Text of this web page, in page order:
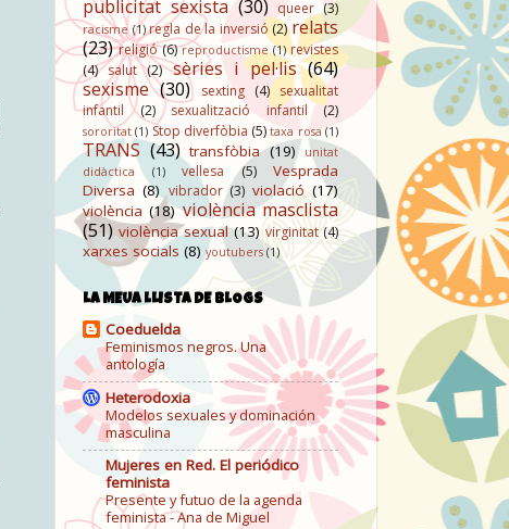
publicitat sexista (30) queer (3)
racisme (1) regla de la inversió (2) relats
(23) religió (6) reproductisme (1) revistes
(4) salut (2) sèries i pel·lis (64)
sexisme (30) sexting (4) sexualitat
infantil
(2) sexualització infantil (2)
sororitat (1) Stop diverfòbia (5) taxa rosa (1)
TRANS (43) transfòbia (19)
unitat
didàctica
(1) vellesa (5)
Vesprada
Diversa (8) vibrador (3) violació (17)
violència (18) violència masclista
(51) violència sexual (13) virginitat (4)
xarxes socials (8) youtubers (1)
LA MEUA LLISTA DE BLOGS
Coeduelda
Feminismos negros. Una
antología
Heterodoxia
Modelos sexuales y dominación
masculina
Mujeres en Red. El periódico
feminista
Presente y futuo de la agenda
feminista - Ana de Miguel